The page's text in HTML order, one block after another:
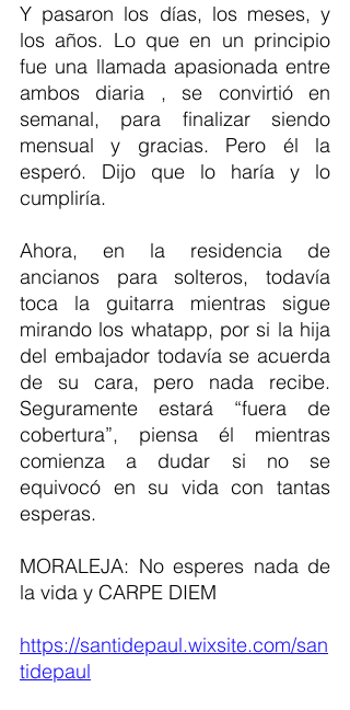
Y pasaron los días, los meses, y
los años. Lo que en un principio
fue una llamada apasionada entre
ambos diaria , se convirtió en
semanal, para finalizar siendo
mensual y gracias. Pero él la
esperó. Dijo que lo haría y lo
cumpliría.
Ahora, en la residencia de
ancianos para solteros, todavía
toca la guitarra mientras sigue
mirando los whatapp, por si la hija
del embajador todavía se acuerda
de su cara, pero nada recibe.
Seguramente estará “fuera de
cobertura”, piensa él mientras
comienza a dudar si no se
equivocó en su vida con tantas
esperas.
MORALEJA: No esperes nada de
la vida y CARPE DIEM
https://santidepaul.wixsite.com/san
tidepaul